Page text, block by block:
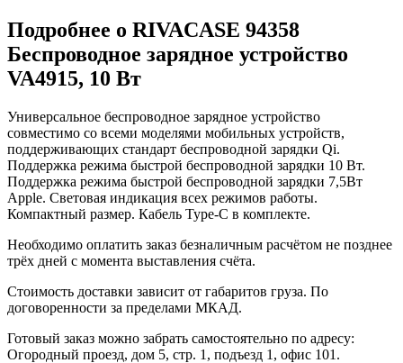
Подробнее о RIVACASE 94358
Беспроводное зарядное устройство
VA4915, 10 Вт
Универсальное беспроводное зарядное устройство
совместимо со всеми моделями мобильных устройств,
поддерживающих стандарт беспроводной зарядки Qi.
Поддержка режима быстрой беспроводной зарядки 10 Вт.
Поддержка режима быстрой беспроводной зарядки 7,5Вт
Apple. Световая индикация всех режимов работы.
Компактный размер. Кабель Type-C в комплекте.
Необходимо оплатить заказ безналичным расчётом не позднее
трёх дней с момента выставления счёта.
Стоимость доставки зависит от габаритов груза. По
договоренности за пределами МКАД.
Готовый заказ можно забрать самостоятельно по адресу:
Огородный проезд, дом 5, стр. 1, подъезд 1, офис 101.